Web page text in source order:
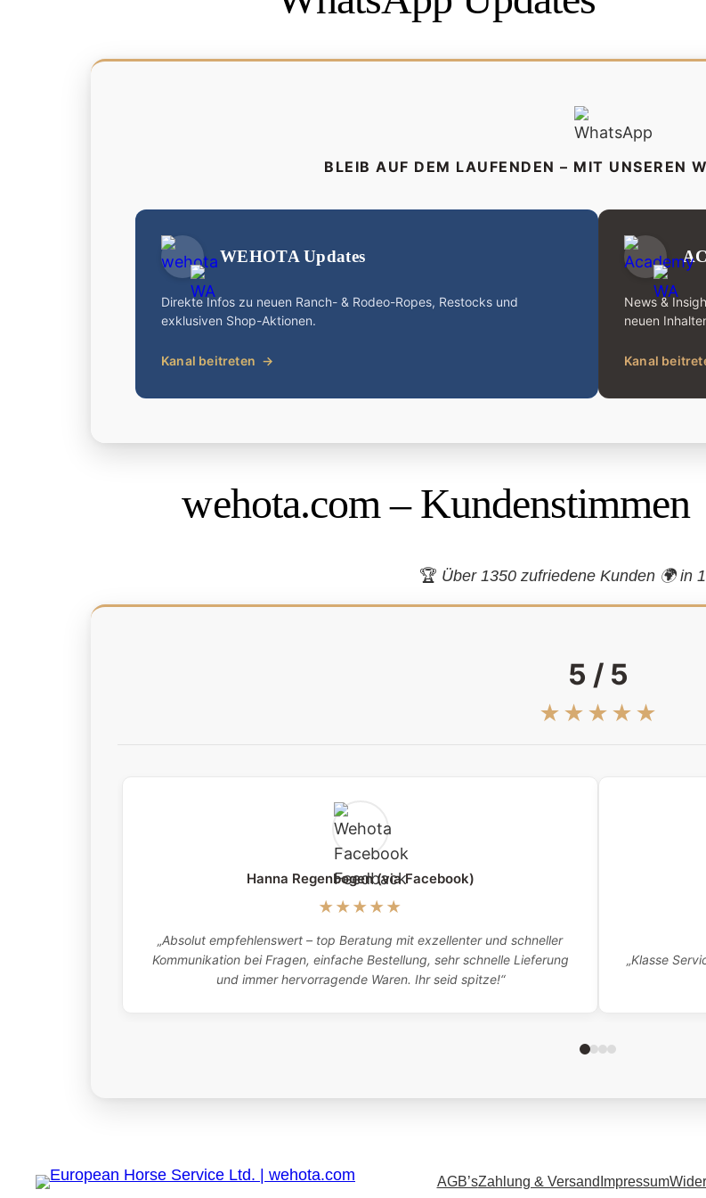
BLEIB AUF DEM LAUFENDEN – MIT UNSEREN
WEHOTA Updates
Direkte Infos zu neuen Ranch- & Rodeo-Ropes, Restocks und
exklusiven Shop-Aktionen.
Kanal beitreten →
News &
neuen
Kanal
wehota.com – Kundenstimmen
🏆 Über 1350 zufriedene Kunden 🌍 in
5 / 5
★★★★★
Hanna Regenbogen (via Facebook)
★★★★★
„Absolut empfehlenswert – top Beratung mit exzellenter und schneller
Kommunikation bei Fragen, einfache Bestellung, sehr schnelle Lieferung
und immer hervorragende Waren. Ihr seid spitze!“
„Klasse
AGB’sZahlung & Versand Impressum